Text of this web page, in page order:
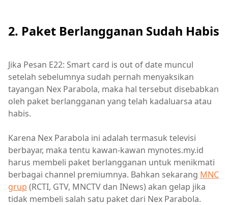
2. Paket Berlangganan Sudah Habis
Jika Pesan E22: Smart card is out of date muncul
setelah sebelumnya sudah pernah menyaksikan
tayangan Nex Parabola, maka hal tersebut disebabkan
oleh paket berlangganan yang telah kadaluarsa atau
habis.
Karena Nex Parabola ini adalah termasuk televisi
berbayar, maka tentu kawan-kawan mynotes.my.id
harus membeli paket berlangganan untuk menikmati
berbagai channel premiumnya. Bahkan sekarang MNC
grup (RCTI, GTV, MNCTV dan INews) akan gelap jika
tidak membeli salah satu paket dari Nex Parabola.